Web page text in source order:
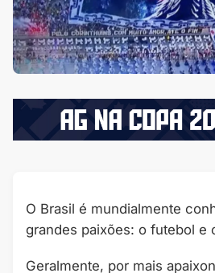
O Brasil é mundialmente
grandes paixões: o futebol e
Geralmente, por mais